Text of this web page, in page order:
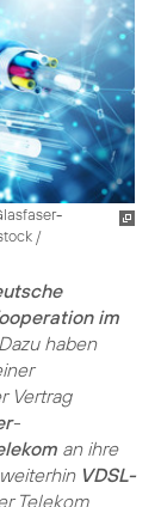
/
im
haben
Vertrag
-
an ihre
VDSL-
Telekom